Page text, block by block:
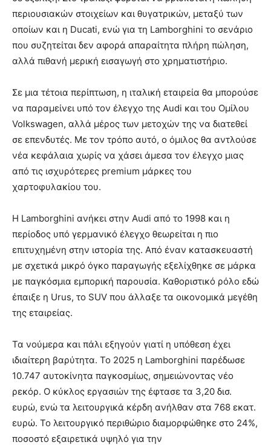
περιουσιακών στοιχείων και θυγατρικών, μεταξύ των
οποίων και η Ducati, ενώ για τη Lamborghini το σενάριο
που συζητείται δεν αφορά απαραίτητα πλήρη πώληση,
αλλά πιθανή μερική εισαγωγή στο χρηματιστήριο.
Σε μια τέτοια περίπτωση, η ιταλική εταιρεία θα μπορούσε
να παραμείνει υπό τον έλεγχο της Audi και του Ομίλου
Volkswagen, αλλά μέρος των μετοχών της να διατεθεί
σε επενδυτές. Με τον τρόπο αυτό, ο όμιλος θα αντλούσε
νέα κεφάλαια χωρίς να χάσει άμεσα τον έλεγχο μιας
από τις ισχυρότερες premium μάρκες του
χαρτοφυλακίου του.
Η Lamborghini ανήκει στην Audi από το 1998 και η
περίοδος υπό γερμανικό έλεγχο θεωρείται η πιο
επιτυχημένη στην ιστορία της. Από έναν κατασκευαστή
με σχετικά μικρό όγκο παραγωγής εξελίχθηκε σε μάρκα
με παγκόσμια εμπορική παρουσία. Καθοριστικό ρόλο εδώ
έπαιξε η Urus, το SUV που άλλαξε τα οικονομικά μεγέθη
της εταιρείας.
Τα νούμερα και πάλι εξηγούν γιατί η υπόθεση έχει
ιδιαίτερη βαρύτητα. Το 2025 η Lamborghini παρέδωσε
10.747 αυτοκίνητα παγκοσμίως, σημειώνοντας νέο
ρεκόρ. Ο κύκλος εργασιών της έφτασε τα 3,20 δισ.
ευρώ, ενώ τα λειτουργικά κέρδη ανήλθαν στα 768 εκατ.
ευρώ. Το λειτουργικό περιθώριο διαμορφώθηκε στο 24%,
ποσοστό εξαιρετικά υψηλό για την